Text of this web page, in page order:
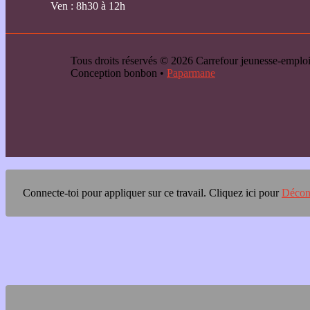
Ven : 8h30 à 12h
Tous droits réservés © 2026 Carrefour jeunesse-
Conception bonbon • Paparmane
Connecte-toi pour appliquer sur ce travail. Cliquez ici pour